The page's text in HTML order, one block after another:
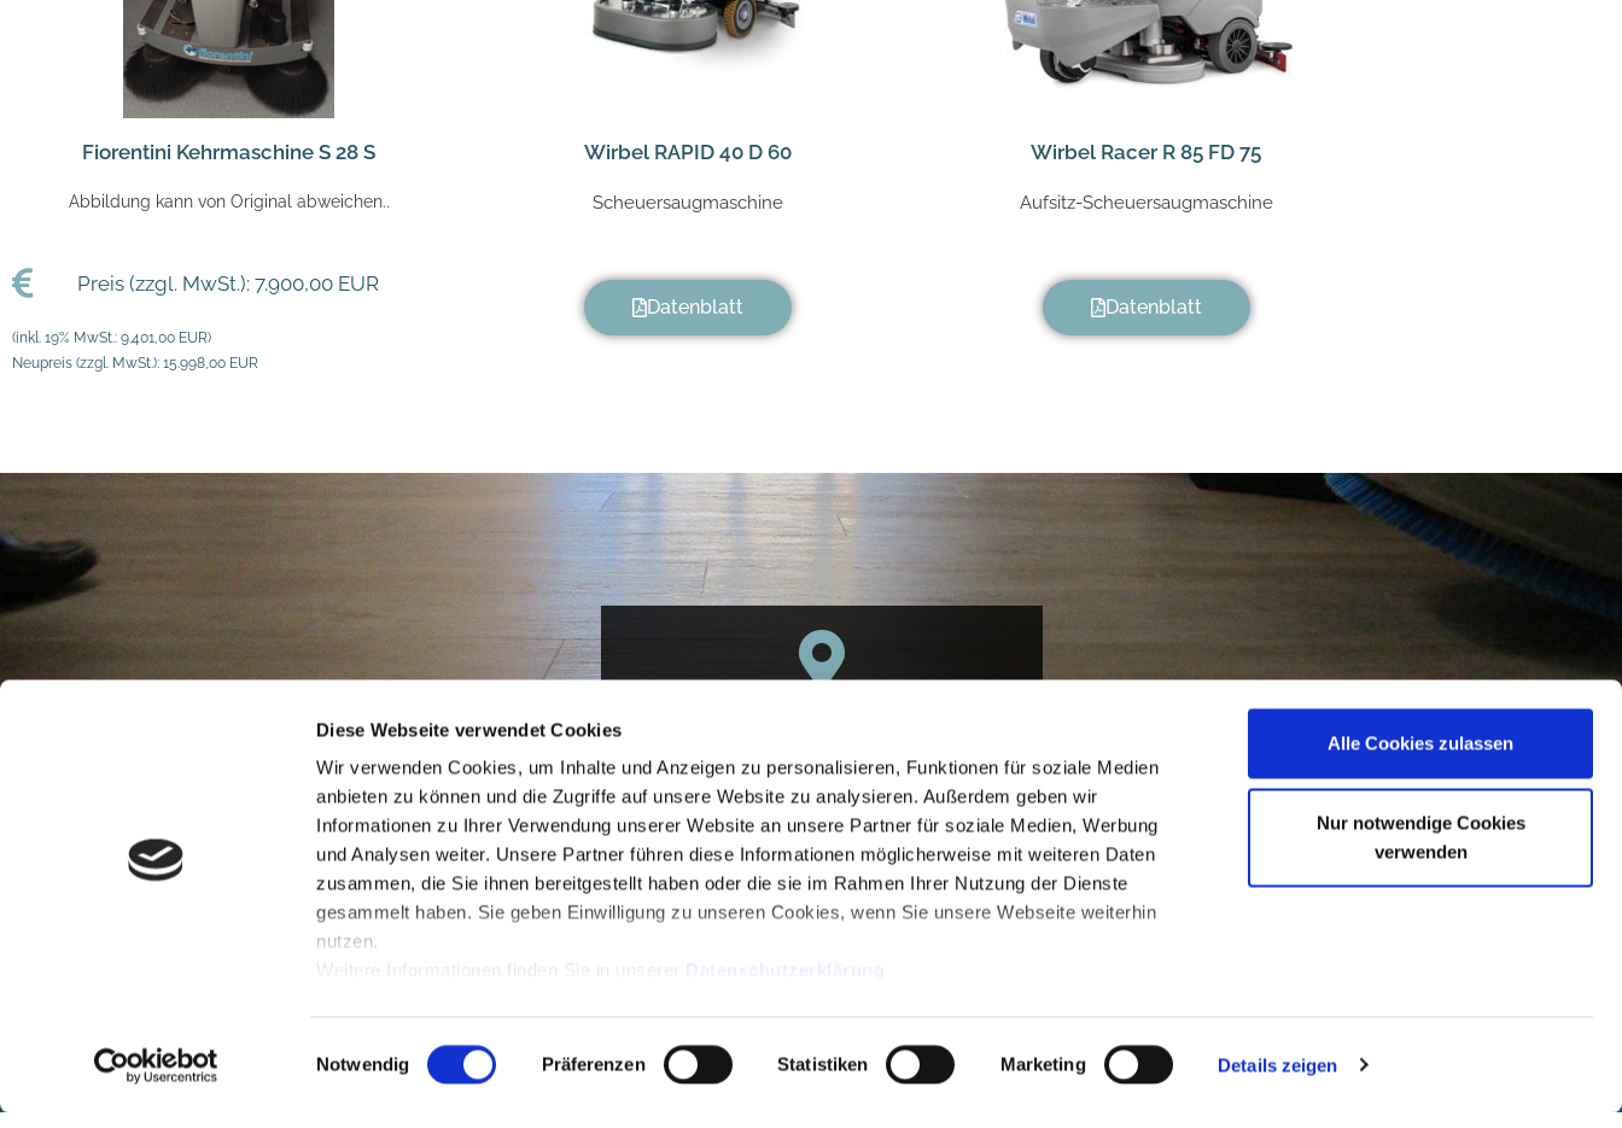
Diese Webseite verwendet Cookies
Wir verwenden Cookies, um Inhalte und Anzeigen zu personalisieren, Funktionen für soziale Medien
anbieten zu können und die Zugriffe auf unsere Website zu analysieren. Außerdem geben wir
Informationen zu Ihrer Verwendung unserer Website an unsere Partner für soziale Medien, Werbung
und Analysen weiter. Unsere Partner führen diese Informationen möglicherweise mit weiteren Daten
zusammen, die Sie ihnen bereitgestellt haben oder die sie im Rahmen Ihrer Nutzung der Dienste
gesammelt haben. Sie geben Einwilligung zu unseren Cookies, wenn Sie unsere Webseite weiterhin
nutzen.
Weitere Informationen finden Sie in unserer
Datenschutzerklärung
i
Notwendig Präferenzen Statistiken Marketing Details zeigen
Alle Cookies zulassen
Nur notwendige Cookies
verwenden
Fiorentini Kehrmaschine S 28 S
Abbildung kann von Original abweichen..
Preis (zzgl. MwSt.): 7.900,00 EUR
(inkl. 19% MwSt.: 9.401,00 EUR)
Neupreis (zzgl. MwSt.): 15.998,00 EUR
Wirbel RAPID 40 D 60
Scheuersaugmaschine
Datenblatt
Wirbel Racer R 85 FD 75
Aufsitz-Scheuersaugmaschine
Datenblatt
Wir sind für Sie da
Pfühlstraße 15
66892 Miesau
+49 (0) 6372 50 900 51
loesungen@haste-innovation.de
Kontaktformular